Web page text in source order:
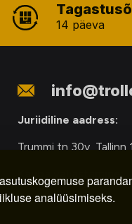
analüüsimiseks.
14 päeva
Juriidiline aadress:
Trummi tn 30y, Tallinn
Kauba väljastamine:
E-R – 9.00 – 18.00